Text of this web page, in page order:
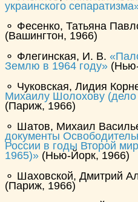
украинского сепаратизма
⚬ Фесенко, Татьяна
(Вашингтон, 1966)
⚬ Флегинская, И. В.
Землю в 1964 году
⚬ Чуковская, Лидия
Михаилу Шолохову (дело
(Париж, 1966)
⚬ Шатов, Михаил
документы
России в годы Второй
1965)
(Нью-Йорк, 1966)
⚬ Шаховской, Дмитрий
(Париж, 1966)